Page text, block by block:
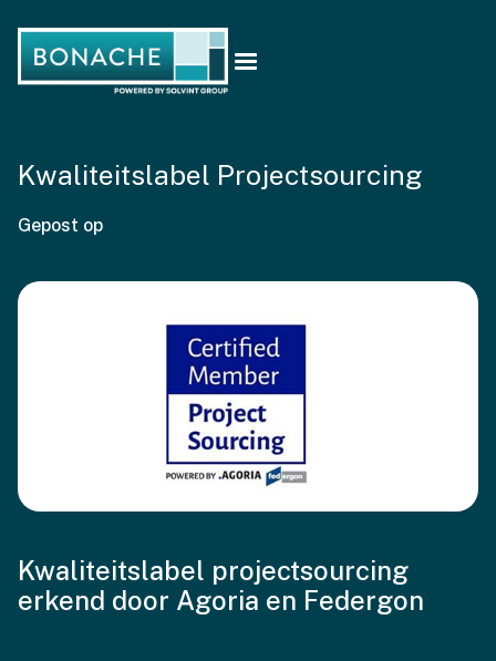
Kwaliteitslabel Projectsourcing
Gepost op
Kwaliteitslabel projectsourcing
erkend door Agoria en Federgon